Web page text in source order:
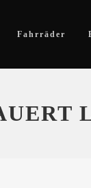
Fahrräder